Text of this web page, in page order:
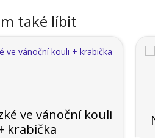
také líbit
ve vánoční kouli
krabička